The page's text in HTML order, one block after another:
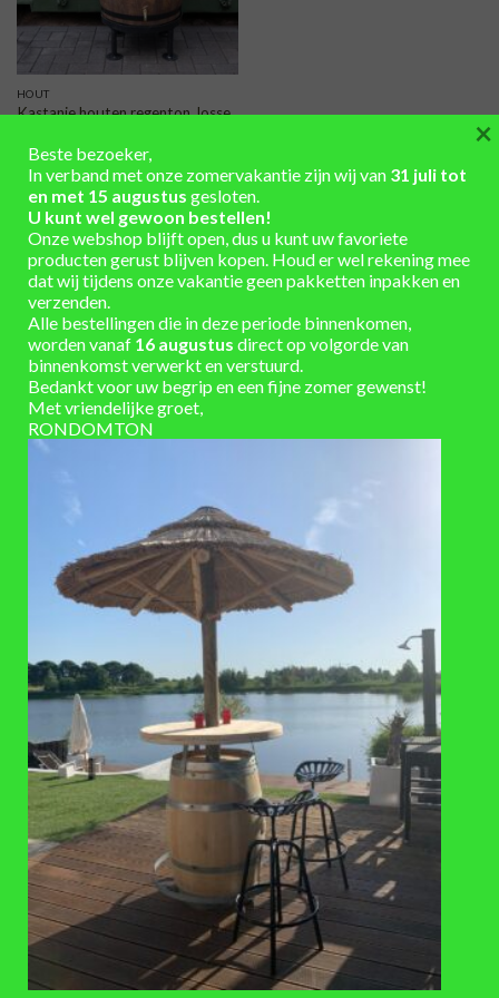
HOUT
Kastanje houten regenton, losse
geplaatst, zwarte banden, hout
gebeitst, zwarte ijzeren verhoger
430,-
BEZOEKADRES
Apeldoornseweg 69
6731 SB Otterlo
info@rondomton.nl
Genoemde prijzen zijn inclusief BTW.
Ma 8.00-17.00u
Di 8.00-17.00u
Wo 8.00-17.00u
Do 8.00-17.00u
Vr 8.00-17.00u
Za 8.00-14.00u
Zo gesloten
LAATSTE BLOGS
Beste bezoeker,
In verband met onze zomervakantie zijn wij van 31 juli tot
en met 15 augustus gesloten.
U kunt wel gewoon bestellen!
Onze webshop blijft open, dus u kunt uw favoriete
producten gerust blijven kopen. Houd er wel rekening mee
dat wij tijdens onze vakantie geen pakketten inpakken en
verzenden.
Alle bestellingen die in deze periode binnenkomen,
worden vanaf 16 augustus direct op volgorde van
binnenkomst verwerkt en verstuurd.
Bedankt voor uw begrip en een fijne zomer gewenst!
Met vriendelijke groet,
RONDOMTON
×